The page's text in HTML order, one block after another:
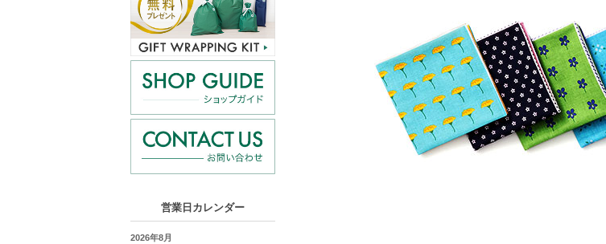
営業日カレンダー
2026年8月